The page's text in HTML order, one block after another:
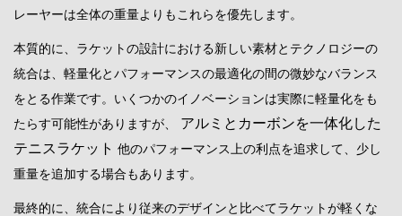
レーヤーは全体の重量よりもこれらを優先します。
本質的に、ラケットの設計における新しい素材とテクノロジーの
統合は、軽量化とパフォーマンスの最適化の間の微妙なバランス
をとる作業です。いくつかのイノベーションは実際に軽量化をも
たらす可能性がありますが、 アルミとカーボンを一体化した
テニスラケット 他のパフォーマンス上の利点を追求して、少し
重量を追加する場合もあります。
最終的に、統合により従来のデザインと比べてラケットが軽くな